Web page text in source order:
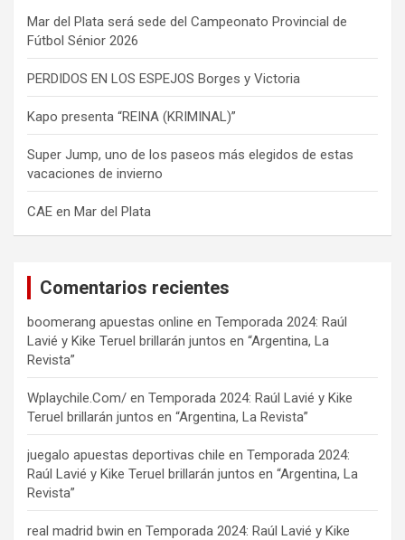
Mar del Plata será sede del Campeonato Provincial de
Fútbol Sénior 2026
PERDIDOS EN LOS ESPEJOS Borges y Victoria
Kapo presenta “REINA (KRIMINAL)”
Super Jump, uno de los paseos más elegidos de estas
vacaciones de invierno
CAE en Mar del Plata
Comentarios recientes
boomerang apuestas online en Temporada 2024: Raúl
Lavié y Kike Teruel brillarán juntos en “Argentina, La
Revista”
Wplaychile.Com/ en Temporada 2024: Raúl Lavié y Kike
Teruel brillarán juntos en “Argentina, La Revista”
juegalo apuestas deportivas chile en Temporada 2024:
Raúl Lavié y Kike Teruel brillarán juntos en “Argentina, La
Revista”
real madrid bwin en Temporada 2024: Raúl Lavié y Kike